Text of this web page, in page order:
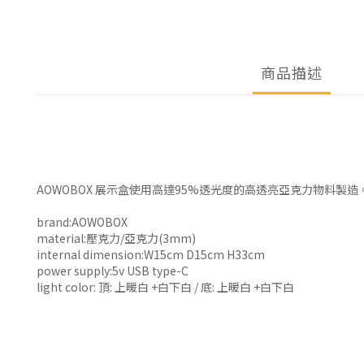
商品描述
AOWOBOX 展示盒使用高達95%透光度的高透亮亞克力物料製
brand:AOWOBOX
material:壓克力/亞克力(3mm)
internal dimension:W15cm D15cm H33cm
power supply:5v USB type-C
light color: 頂: 上暖白 +白下白 / 底: 上暖白 +白下白